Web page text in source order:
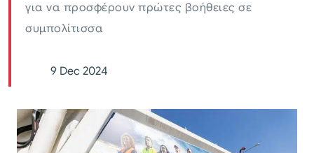
για να προσφέρουν πρώτες βοήθειες σε
συμπολίτισσα
9 Dec 2024